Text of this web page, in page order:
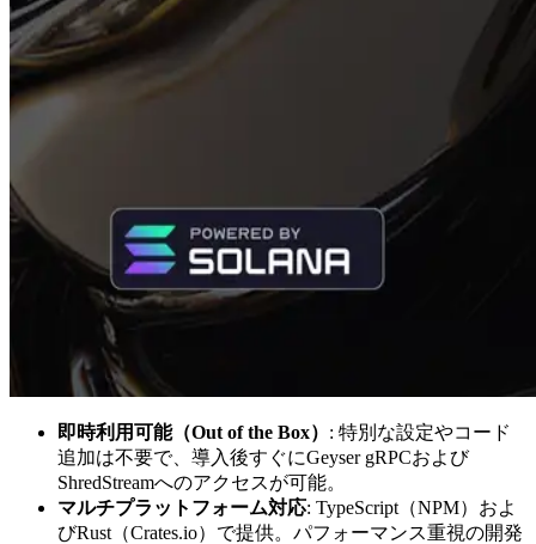
即時利用可能（Out of the Box） : 特別な設定やコード
追加は不要で、導入後すぐにGeyser gRPCおよび
ShredStreamへのアクセスが可能。
マルチプラットフォーム対応: TypeScript（NPM）およ
びRust（Crates.io）で提供。パフォーマンス重視の開発